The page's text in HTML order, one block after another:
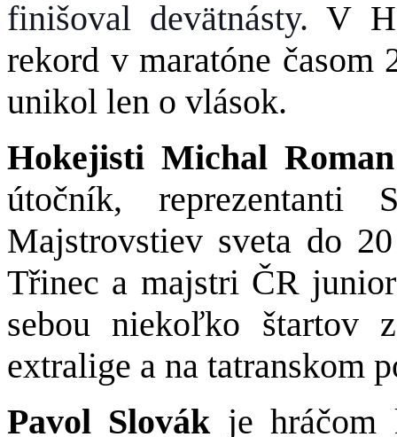
finišoval devätnásty. V
rekord v maratóne
unikol len o vlások.
Hokejisti Michal
útočník,
Majstrovstiev sveta do
Třinec a majstri ČR
sebou niekoľko štartov
extralige a na tatranskom
Pavol Slovák je